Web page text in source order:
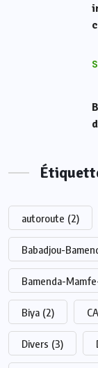
autoroute (2)
Babadjou-
Bamenda-
Biya (2)
Divers (3)